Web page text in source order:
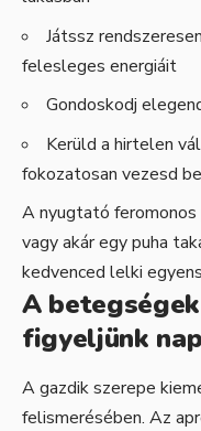
Játssz
felesleges energiáit
Gondoskodj
Kerüld a hirtelen
fokozatosan vezesd
A nyugtató
vagy akár egy puha
kedvenced lelki
A
figyeljünk
A gazdik szerepe
felismerésében. Az